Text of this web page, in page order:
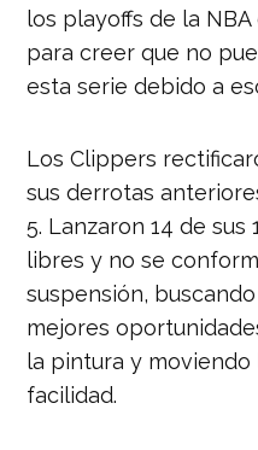
los playoffs de la NBA
para creer que no
esta serie debido a
Los Clippers
sus derrotas
5. Lanzaron 14 de
libres y no se
suspensión,
mejores
la pintura y
facilidad.